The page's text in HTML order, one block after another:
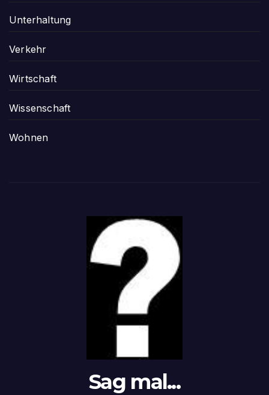
Unterhaltung
Verkehr
Wirtschaft
Wissenschaft
Wohnen
Sag mal...